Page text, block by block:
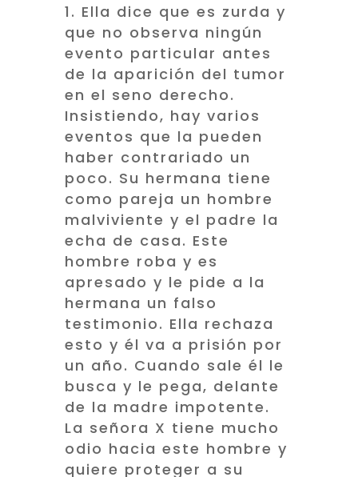
Ella dice que es zurda y
que no observa ningún
evento particular antes
de la aparición del tumor
en el seno derecho.
Insistiendo, hay varios
eventos que la pueden
haber contrariado un
poco. Su hermana tiene
como pareja un hombre
malviviente y el padre la
echa de casa. Este
hombre roba y es
apresado y le pide a la
hermana un falso
testimonio. Ella rechaza
esto y él va a prisión por
un año. Cuando sale él le
busca y le pega, delante
de la madre impotente.
La señora X tiene mucho
odio hacia este hombre y
quiere proteger a su